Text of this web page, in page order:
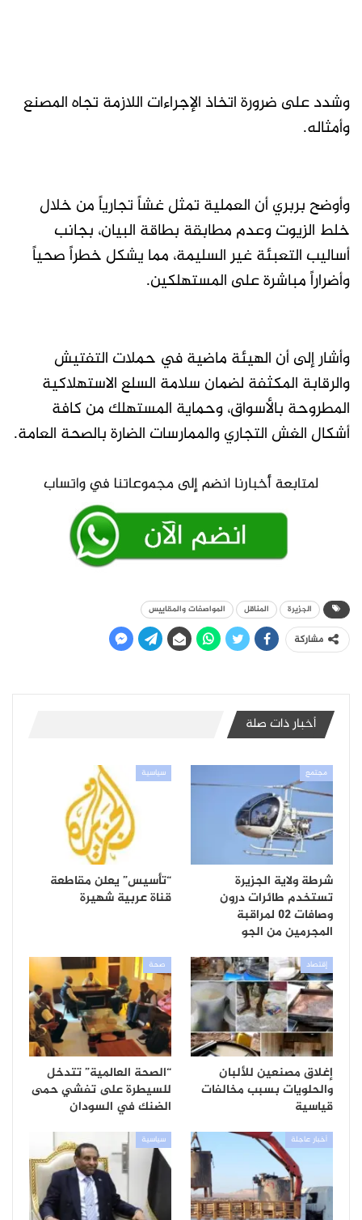
وشدد على ضرورة اتخاذ الإجراءات اللازمة تجاه المصنع
وأمثاله.
وأوضح بربري أن العملية تمثل غشاً تجارياً من خلال
خلط الزيوت وعدم مطابقة بطاقة البيان، بجانب
أساليب التعبئة غير السليمة، مما يشكل خطراً صحياً
وأضراراً مباشرة على المستهلكين.
وأشار إلى أن الهيئة ماضية في حملات التفتيش
والرقابة المكثفة لضمان سلامة السلع الاستهلاكية
المطروحة بالأسواق، وحماية المستهلك من كافة
أشكال الغش التجاري والممارسات الضارة بالصحة العامة.
الجزيرة المناقل المواصفات والمقاييس
مشاركة
أخبار ذات صلة
مجتمع
شرطة ولاية الجزيرة
تستخدم طائرات درون
وصافات 02 لمراقبة
المجرمين من الجو
سياسية
“تأسيس” يعلن مقاطعة
قناة عربية شهيرة
إقتصاد
إغلاق مصنعين للألبان
والحلويات بسبب مخالفات
قياسية
صحة
“الصحة العالمية” تتدخل
للسيطرة على تفشي حمى
الضنك في السودان
أخبار عاجلة سياسية